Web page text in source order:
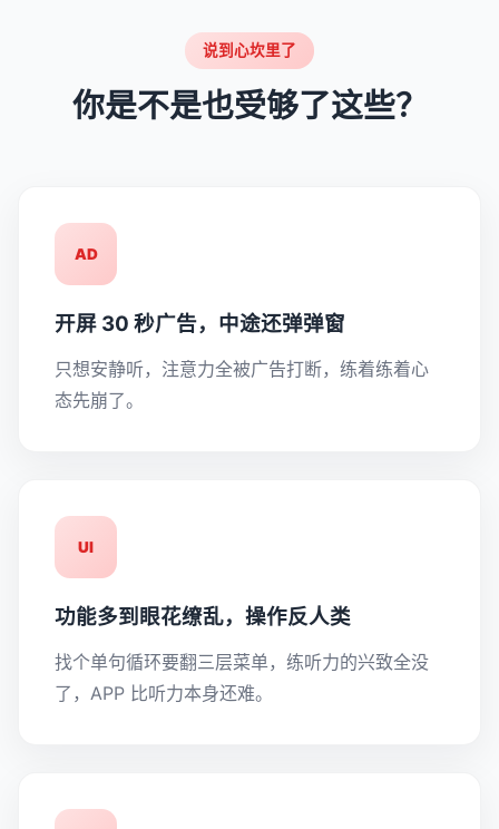
说到心坎里了
你是不是也受够了这些？
AD
开屏 30 秒广告，中途还弹弹窗
只想安静听，注意力全被广告打断，练着练着心
态先崩了。
UI
功能多到眼花缭乱，操作反人类
找个单句循环要翻三层菜单，练听力的兴致全没
了，APP 比听力本身还难。